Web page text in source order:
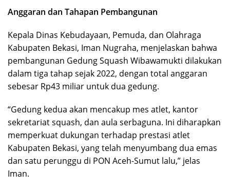
Anggaran dan Tahapan Pembangunan
Kepala Dinas Kebudayaan, Pemuda, dan Olahraga
Kabupaten Bekasi, Iman Nugraha, menjelaskan bahwa
pembangunan Gedung Squash Wibawamukti dilakukan
dalam tiga tahap sejak 2022, dengan total anggaran
sebesar Rp43 miliar untuk dua gedung.
“Gedung kedua akan mencakup mes atlet, kantor
sekretariat squash, dan aula serbaguna. Ini diharapkan
memperkuat dukungan terhadap prestasi atlet
Kabupaten Bekasi, yang telah menyumbang dua emas
dan satu perunggu di PON Aceh-Sumut lalu,” jelas
Iman.